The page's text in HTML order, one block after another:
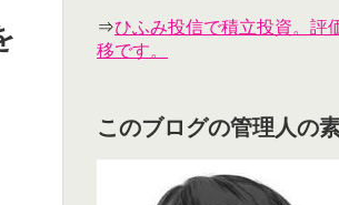
⇒ひふみ投信で積立投資。評
移です。
このブログの管理人の